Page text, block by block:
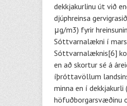
dekkjakurlinu út við
djúphreinsa
μg/m3) fyrir
Sóttvarnalækni í
Sóttvarnalæknis[6]
en að skortur sé á
íþróttavöllum
minna en í
höfuðborgarsvæðinu